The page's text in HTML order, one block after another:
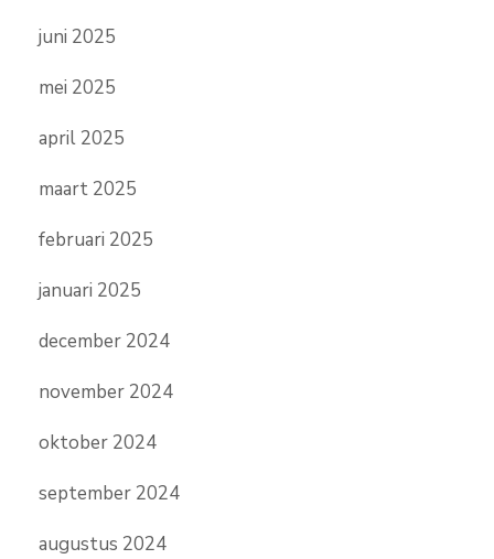
juni 2025
mei 2025
april 2025
maart 2025
februari 2025
januari 2025
december 2024
november 2024
oktober 2024
september 2024
augustus 2024